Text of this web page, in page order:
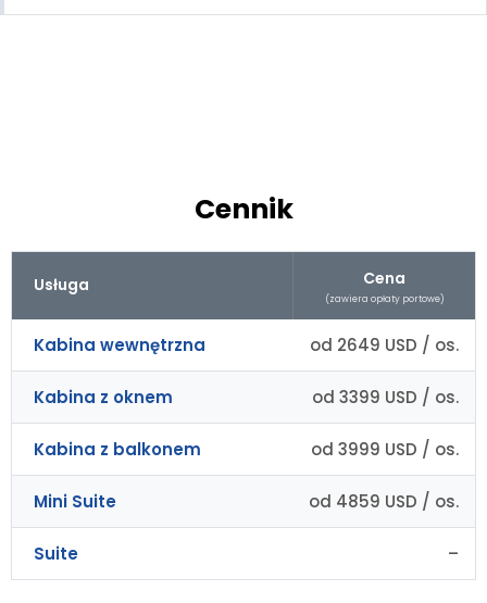
Cennik
Usługa Cena
(zawiera opłaty portowe)
Kabina wewnętrzna od 2649 USD / os.
Kabina z oknem od 3399 USD / os.
Kabina z balkonem od 3999 USD / os.
Mini Suite od 4859 USD / os.
Suite –